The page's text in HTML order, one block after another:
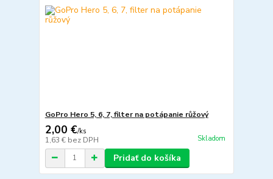
GoPro Hero 5, 6, 7, filter na potápanie růžový
2,00 €/ks
1,63 € bez DPH Skladom
Pridať do košíka